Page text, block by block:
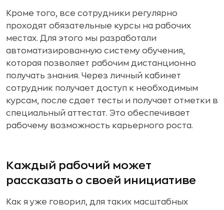
Кроме того, все сотрудники регулярно
проходят обязательные курсы на рабочих
местах. Для этого мы разработали
автоматизированную систему обучения,
которая позволяет рабочим дистанционно
получать знания. Через личный кабинет
сотрудник получает доступ к необходимым
курсам, после сдает тесты и получает отметки в
специальный аттестат. Это обеспечивает
рабочему возможность карьерного роста.
Каждый рабочий может
рассказать о своей инициативе
Как я уже говорил, для таких масштабных